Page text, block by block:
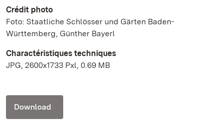
Crédit photo
Foto: Staatliche Schlösser und Gärten Baden-
Württemberg, Günther Bayerl
Charactéristiques techniques
JPG, 2600x1733 Pxl, 0.69 MB
Download